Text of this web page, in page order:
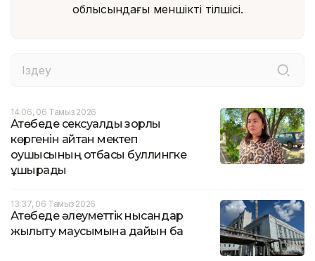
облысындағы меншікті тілшісі.
14:06, 06 Тамыз 2026
Ақтөбеде сексуалдық зорлық
көргенін айтқан мектеп
оқушысының отбасы буллингке
ұшырады
13:37, 06 Тамыз 2026
Ақтөбеде әлеуметтік нысандар
жылыту маусымына дайын ба